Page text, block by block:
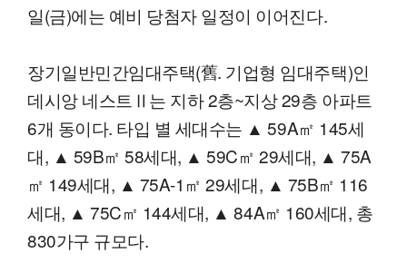
일(금)에는 예비 당첨자 일정이 이어진다.
장기일반민간임대주택(舊. 기업형 임대주택)인
데시앙 네스트Ⅱ는 지하 2층~지상 29층 아파트
6개 동이다. 타입 별 세대수는 ▲ 59A㎡ 145세
대, ▲ 59B㎡ 58세대, ▲ 59C㎡ 29세대, ▲ 75A
㎡ 149세대, ▲ 75A-1㎡ 29세대, ▲ 75B㎡ 116
세대, ▲ 75C㎡ 144세대, ▲ 84A㎡ 160세대, 총
830가구 규모다.